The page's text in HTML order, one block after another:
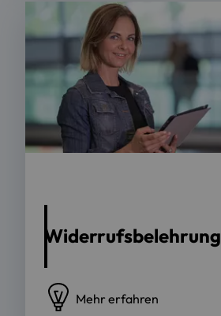
Widerrufsbelehrung
Mehr erfahren